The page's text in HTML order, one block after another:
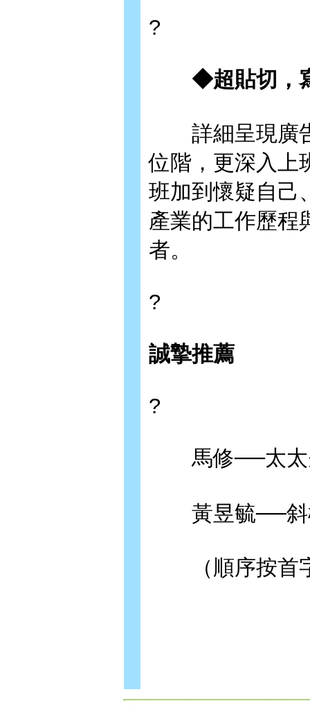
?
◆超貼切，
詳細呈現廣告
位階，更深入上
班加到懷疑自己
產業的工作歷程
者。
?
誠摯推薦
?
馬修──太太
黃昱毓──斜
（順序按首